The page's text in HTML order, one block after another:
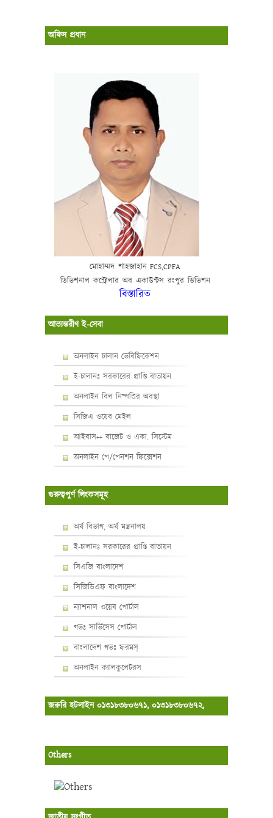
অফিস প্রধান
মোহাম্মদ শাহজাহান FCS,CPFA
ডিভিশনাল কন্ট্রোলার অব একাউন্টস রংপুর ডিভিশন
বিস্তারিত
আভ্যন্তরীণ ই-সেবা
অনলাইন চালান ভেরিফিকেশন
ই-চালানঃ সরকারের প্রাপ্তি বাতায়ন
অনলাইন বিল নিষ্পত্তির অবস্থা
সিজিএ ওয়েব মেইল
আইবাস++ বাজেট ও একা. সিস্টেম
অনলাইন পে/পেনশন ফিক্সেশন
গুরুত্বপুর্ণ লিংকসমূহ
অর্থ বিভাগ, অর্থ মন্ত্রনালয়
ই-চালানঃ সরকারের প্রাপ্তি বাতায়ন
সিএজি বাংলাদেশ
সিজিডিএফ বাংলাদেশ
ন্যাশনাল ওয়েব পোর্টাল
গভঃ সার্ভিসেস পোর্টাল
বাংলাদেশ গভঃ ফরমস্‌
অনলাইন ক্যালকুলেটরস
জরুরি হটলাইন ০১৩১৮৩৮০৬৭১, ০১৩১৮৩৮০৬৭২,
Others